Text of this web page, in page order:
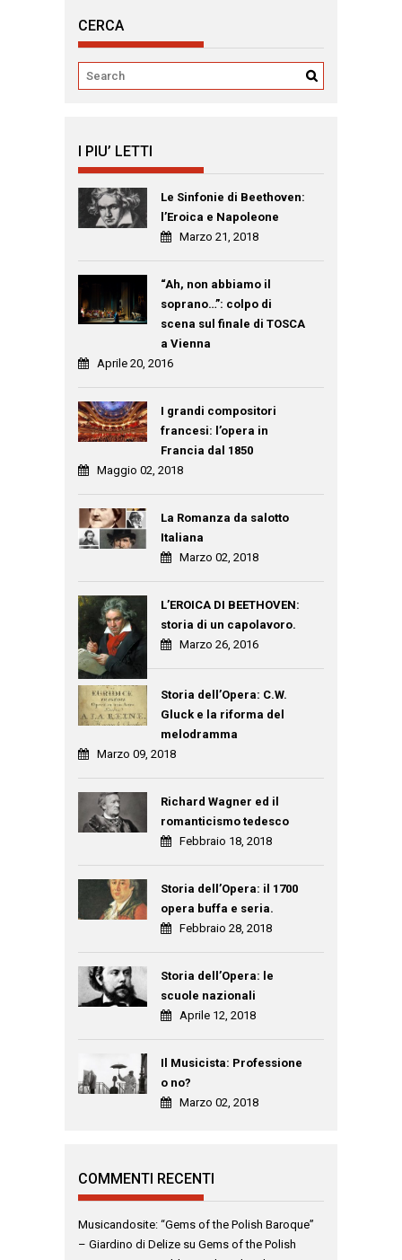
CERCA
I PIU’ LETTI
Le Sinfonie di Beethoven:
l’Eroica e Napoleone
Marzo 21, 2018
“Ah, non abbiamo il
soprano…”: colpo di
scena sul finale di TOSCA
a Vienna
Aprile 20, 2016
I grandi compositori
francesi: l’opera in
Francia dal 1850
Maggio 02, 2018
La Romanza da salotto
Italiana
Marzo 02, 2018
L’EROICA DI BEETHOVEN:
storia di un capolavoro.
Marzo 26, 2016
Storia dell’Opera: C.W.
Gluck e la riforma del
melodramma
Marzo 09, 2018
Richard Wagner ed il
romanticismo tedesco
Febbraio 18, 2018
Storia dell’Opera: il 1700
opera buffa e seria.
Febbraio 28, 2018
Storia dell’Opera: le
scuole nazionali
Aprile 12, 2018
Il Musicista: Professione
o no?
Marzo 02, 2018
COMMENTI RECENTI
Musicandosite: “Gems of the Polish Baroque”
– Giardino di Delize su Gems of the Polish